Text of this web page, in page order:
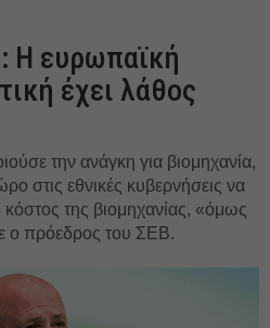
Η ευρωπαϊκή
έχει λάθος
την ανάγκη για βιομηχανία,
στις εθνικές κυβερνήσεις να
της βιομηχανίας, «όμως
ο πρόεδρος του ΣΕΒ.